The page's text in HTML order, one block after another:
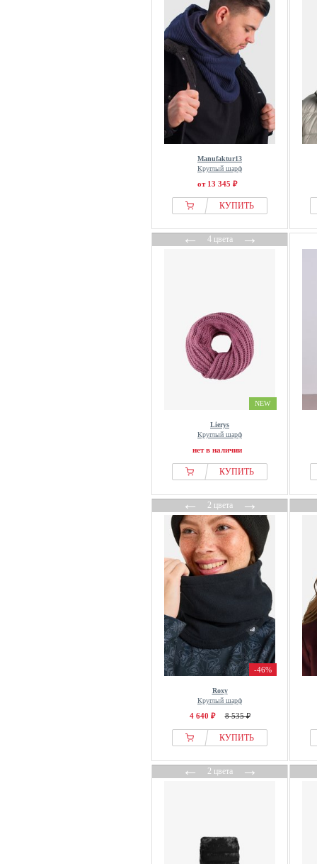
Manufaktur13
Круглый шарф
от 13 345 ₽
КУПИТЬ
←4 цвета→
NEW
Lierys
Круглый шарф
нет в наличии
КУПИТЬ
←2 цвета→
-46%
Roxy
Круглый шарф
4 640 ₽ 8 535 ₽
КУПИТЬ
←2 цвета→